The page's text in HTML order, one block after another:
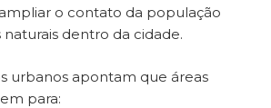
o contato da população
dentro da cidade.
urbanos apontam que áreas
para: